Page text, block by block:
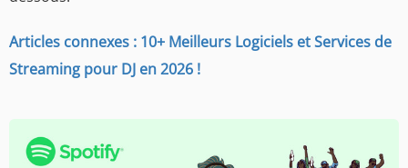
Articles connexes : 10+ Meilleurs Logiciels et Services de
Streaming pour DJ en 2026 !